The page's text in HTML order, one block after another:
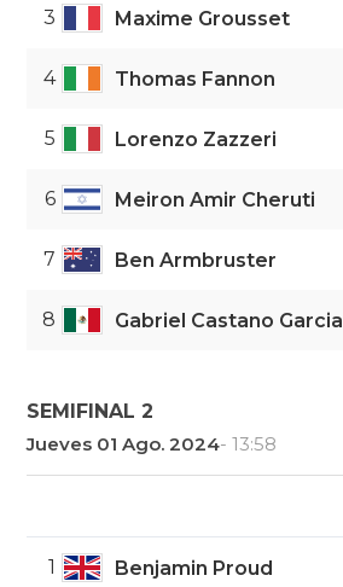
3 Maxime Grousset
4 Thomas Fannon
5 Lorenzo Zazzeri
6 Meiron Amir Cheruti
7 Ben Armbruster
8 Gabriel Castano Garcia
SEMIFINAL 2
Jueves 01 Ago. 2024- 13:58
1 Benjamin Proud